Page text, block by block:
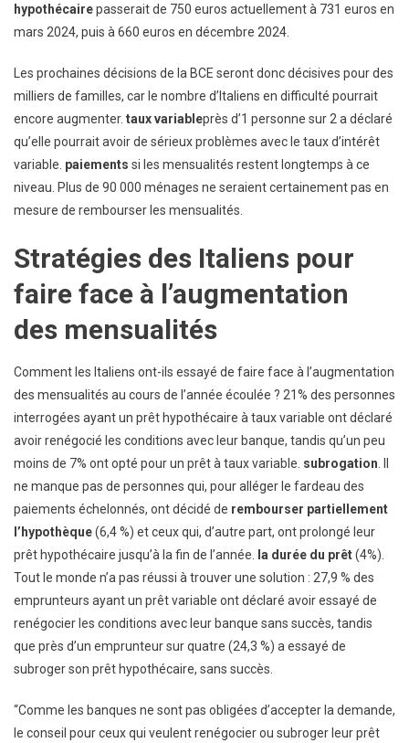
hypothécairepasserait de 750 euros actuellement à 731 euros en
mars 2024, puis à 660 euros en décembre 2024.
Les prochaines décisions de la BCE seront donc décisives pour des
milliers de familles, car le nombre d’Italiens en difficulté pourrait
encore augmenter. taux variableprès d’1 personne sur 2 a déclaré
qu’elle pourrait avoir de sérieux problèmes avec le taux d’intérêt
variable. paiements si les mensualités restent longtemps à ce
niveau. Plus de 90 000 ménages ne seraient certainement pas en
mesure de rembourser les mensualités.
Stratégies des Italiens pour
faire face à l’augmentation
des mensualités
Comment les Italiens ont-ils essayé de faire face à l’augmentation
des mensualités au cours de l’année écoulée ? 21% des personnes
interrogées ayant un prêt hypothécaire à taux variable ont déclaré
avoir renégocié les conditions avec leur banque, tandis qu’un peu
moins de 7% ont opté pour un prêt à taux variable. subrogation
ne manque pas de personnes qui, pour alléger le fardeau des
paiements échelonnés, ont décidé de rembourser partiellement
l’hypothèque(6,4 %) et ceux qui, d’autre part, ont prolongé leur
prêt hypothécaire jusqu’à la fin de l’année.
la durée du prêt(4%).
Tout le monde n’a pas réussi à trouver une solution : 27,9 % des
emprunteurs ayant un prêt variable ont déclaré avoir essayé de
renégocier les conditions avec leur banque sans succès, tandis
que près d’un emprunteur sur quatre (24,3 %) a essayé de
subroger son prêt hypothécaire, sans succès.
“Comme les banques ne sont pas obligées d’accepter la demande,
le conseil pour ceux qui veulent renégocier ou subroger leur prêt